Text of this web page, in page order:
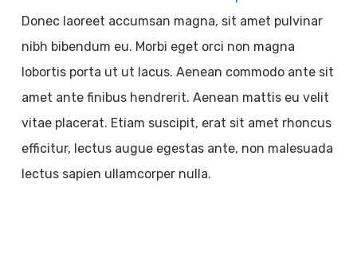
Donec laoreet accumsan magna, sit amet pulvinar
nibh bibendum eu. Morbi eget orci non magna
lobortis porta ut ut lacus. Aenean commodo ante sit
amet ante finibus hendrerit. Aenean mattis eu velit
vitae placerat. Etiam suscipit, erat sit amet rhoncus
efficitur, lectus augue egestas ante, non malesuada
lectus sapien ullamcorper nulla.